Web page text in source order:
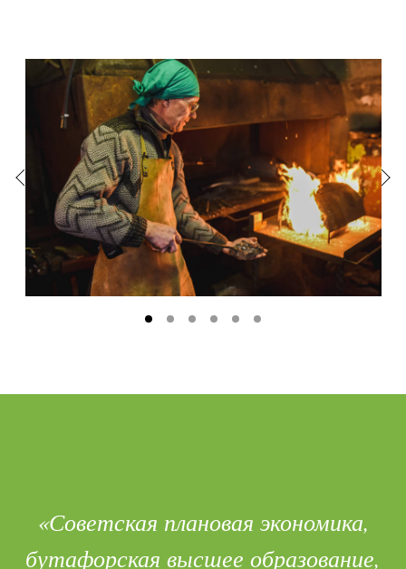
«Советская плановая экономика,
бутафорская высшее образование,